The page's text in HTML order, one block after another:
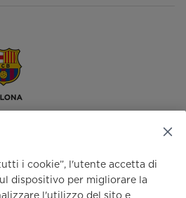
i cookie”, l'utente accetta di
dispositivo per migliorare la
l'utilizzo del sito e